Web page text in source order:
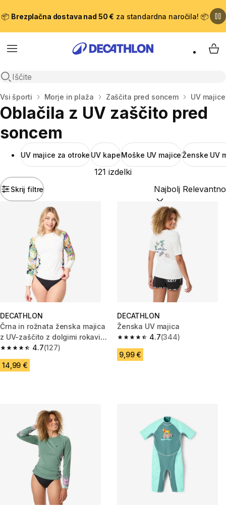
📦 Brezplačna dostava nad 50 € za standardna naročila! 📦
Meni
Odpri iskanje
Domov
Vsi športi Morje in plaža Zaščita pred soncem UV majice
Oblačila z UV zaščito pred
soncem
UV majice za otroke UV kapeMoške UV majiceŽenske UV
Skrij filtre
121 izdelki
Razvrsti po:
DECATHLON
Črna in rožnata ženska majica
z UV-zaščito z dolgimi rokavi
KANIKA
4.7
4.7 od 5 zvezdic from 127 ocene
(127)
14,99 €
DECATHLON
Ženska UV majica
4.7
4.7 od 5 zvezdic from 344
(344)
9,99 €